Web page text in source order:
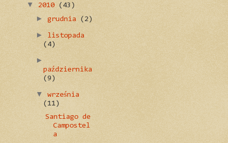
▼ 2010 (43)
► grudnia (2)
►
listopada
(4)
►
października
(9)
▼ września
(11)
Santiago de
Campostel
a